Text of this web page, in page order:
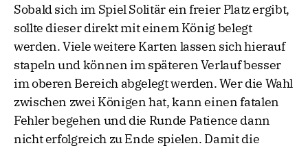
Sobald sich im Spiel Solitär ein freier Platz ergibt,
sollte dieser direkt mit einem König belegt
werden. Viele weitere Karten lassen sich hierauf
stapeln und können im späteren Verlauf besser
im oberen Bereich abgelegt werden. Wer die Wahl
zwischen zwei Königen hat, kann einen fatalen
Fehler begehen und die Runde Patience dann
nicht erfolgreich zu Ende spielen. Damit die